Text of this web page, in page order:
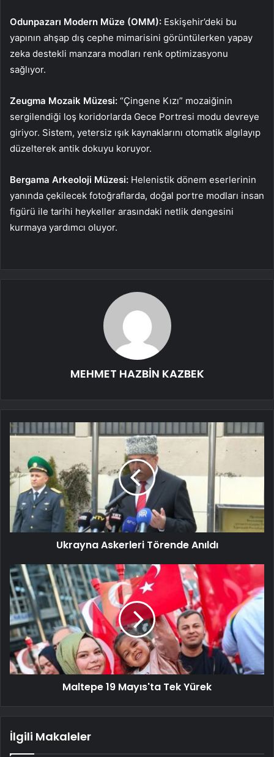
Odunpazarı Modern Müze (OMM): Eskişehir’deki bu
yapının ahşap dış cephe mimarisini görüntülerken yapay
zeka destekli manzara modları renk optimizasyonu
sağlıyor.
Zeugma Mozaik Müzesi: “Çingene Kızı” mozaiğinin
sergilendiği loş koridorlarda Gece Portresi modu devreye
giriyor. Sistem, yetersiz ışık kaynaklarını otomatik algılayıp
düzelterek antik dokuyu koruyor.
Bergama Arkeoloji Müzesi: Helenistik dönem eserlerinin
yanında çekilecek fotoğraflarda, doğal portre modları insan
figürü ile tarihi heykeller arasındaki netlik dengesini
kurmaya yardımcı oluyor.
MEHMET HAZBİN KAZBEK
Ukrayna Askerleri Törende Anıldı
Maltepe 19 Mayıs'ta Tek Yürek
İlgili Makaleler